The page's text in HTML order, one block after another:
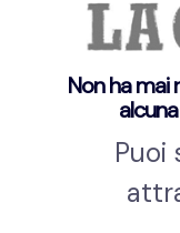
Non ha
Puoi